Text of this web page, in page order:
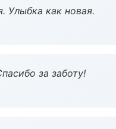
Улыбка как новая.
за заботу!